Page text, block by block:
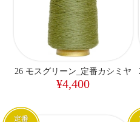
26 モスグリーン_定番カシミヤ
¥4,400